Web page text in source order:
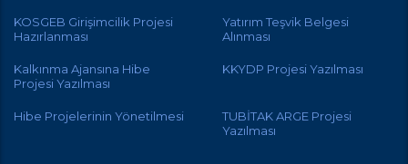
KOSGEB Girişimcilik Projesi
Hazırlanması
Yatırım Teşvik Belgesi
Alınması
Kalkınma Ajansına Hibe
Projesi Yazılması
KKYDP Projesi Yazılması
Hibe Projelerinin Yönetilmesi
TUBİTAK ARGE Projesi
Yazılması